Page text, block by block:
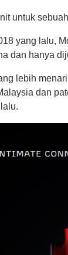
untuk
yang lalu,
dan hanya
lebih
dan